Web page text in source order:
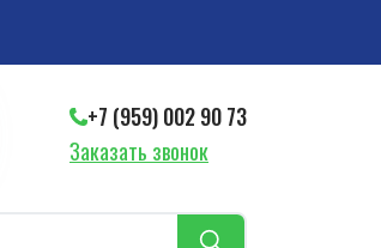
+7 (959) 002 90 73
Заказать звонок